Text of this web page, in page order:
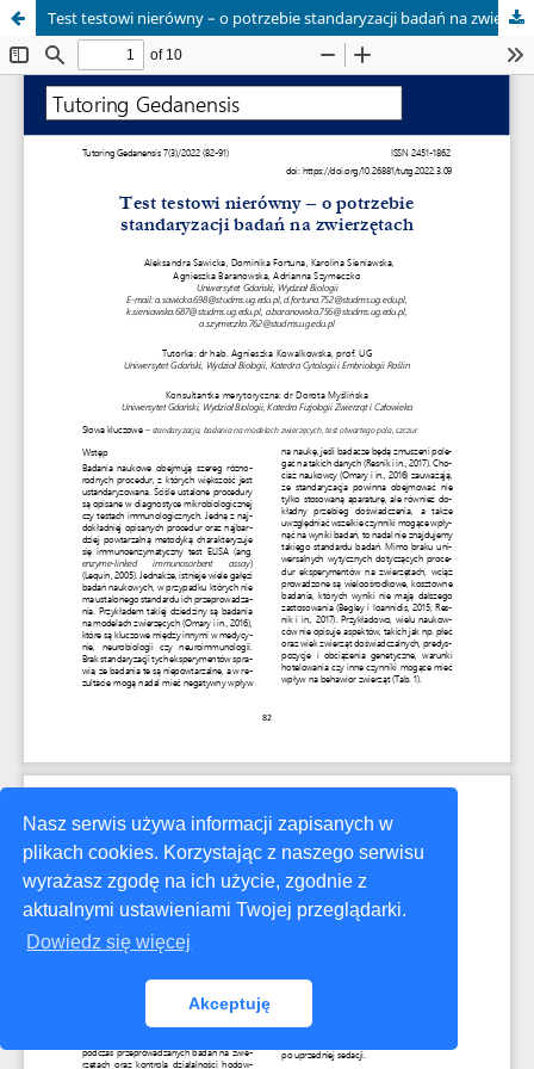
Nasz serwis używa informacji zapisanych w
plikach cookies. Korzystając z naszego serwisu
wyrażasz zgodę na ich użycie, zgodnie z
aktualnymi ustawieniami Twojej przeglądarki.
Dowiedz się więcej
Akceptuję
Test testowi nierówny – o potrzebie standaryzacji badań na zwierzętach